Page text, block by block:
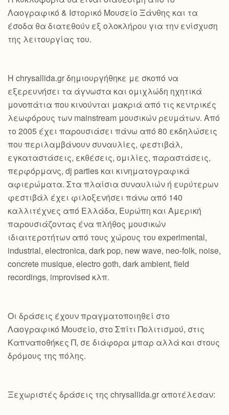
Λαογραφικό & Ιστορικό Μουσείο Ξάνθης και τα
έσοδα θα διατεθούν εξ ολοκλήρου για την ενίσχυση
της λειτουργίας του.
Η chrysallida.gr δημιουργήθηκε με σκοπό να
εξερευνήσει τα άγνωστα και ομιχλώδη ηχητικά
μονοπάτια που κινούνται μακριά από τις κεντρικές
λεωφόρους των mainstream μουσικών ρευμάτων. Από
το 2005 έχει παρουσιάσει πάνω από 80 εκδηλώσεις
που περιλαμβάνουν συναυλίες, φεστιβάλ,
εγκαταστάσεις, εκθέσεις, ομιλίες, παραστάσεις,
περφόρμανς, dj parties και κινηματογραφικά
αφιερώματα. Στα πλαίσια συναυλιών ή ευρύτερων
φεστιβάλ έχει φιλοξενήσει πάνω από 140
καλλιτέχνες από Ελλάδα, Ευρώπη και Αμερική
παρουσιάζοντας ένα πλήθος μουσικών
ιδιαιτεροτήτων από τους χώρους του experimental,
industrial, electronica, dark pop, new wave, neo-folk, noise,
concrete musique, electro goth, dark ambient, field
recordings, improvised κλπ.
Οι δράσεις έχουν πραγματοποιηθεί στο
Λαογραφικό Μουσείο, στο Σπίτι Πολιτισμού, στις
Καπναποθήκες Π, σε διάφορα μπαρ αλλά και στους
δρόμους της πόλης.
Ξεχωριστές δράσεις της chrysallida.gr αποτέλεσαν: